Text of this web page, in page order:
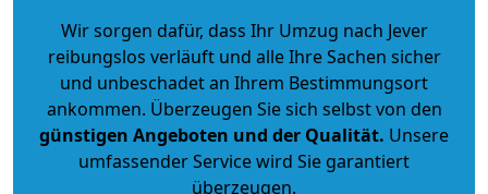
Wir sorgen dafür, dass Ihr Umzug nach Jever
reibungslos verläuft und alle Ihre Sachen sicher
und unbeschadet an Ihrem Bestimmungsort
ankommen. Überzeugen Sie sich selbst von den
günstigen Angeboten und der Qualität. Unsere
umfassender Service wird Sie garantiert
überzeugen.